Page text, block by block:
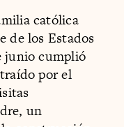
católica
de los Estados
junio cumplió
por el
un